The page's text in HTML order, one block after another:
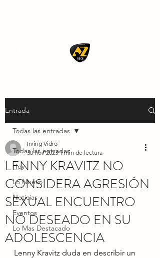
Entrada
Todas las entradas
Hoy
Lo Nuevo
Noticias
Eventos
Lo Mas Destacado
Todas las entradas
LENNY KRAVITZ NO
CONSIDERA AGRESIÓN
SEXUAL ENCUENTRO
NO DESEADO EN SU
ADOLESCENCIA
Irving Vidro
30 nov 2023 1 min de lectura
Lenny Kravitz duda en describir un